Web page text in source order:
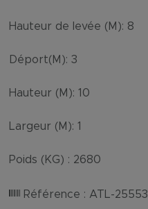
Hauteur de levée (M): 8
Déport(M): 3
Hauteur (M): 10
Largeur (M): 1
Poids (KG) : 2680
Référence : ATL-25553